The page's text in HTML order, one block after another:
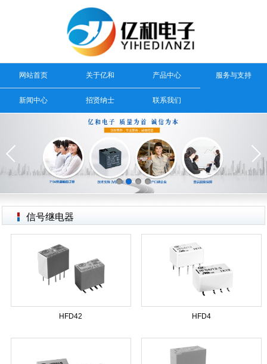
网站首页 关于亿和 产品中心 服务与支持
新闻中心 招贤纳士 联系我们
信号继电器
HFD42 HFD4